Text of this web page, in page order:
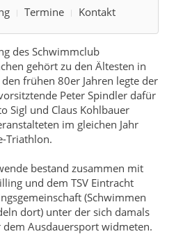
Termine Kontakt
des Schwimmclub
gehört zu den Ältesten in
frühen 80er Jahren legte der
Peter Spindler dafür
Sigl und Claus Kohlbauer
im gleichen Jahr
Triathlon.
bestand zusammen mit
und dem TSV Eintracht
(Schwimmen
dort) unter der sich damals
dem Ausdauersport widmeten.